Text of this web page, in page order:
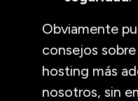
Obviamente
consejos
hosting más
nosotros, sin